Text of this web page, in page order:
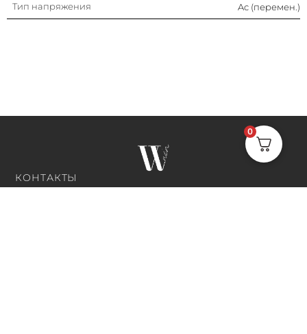
Тип напряжения Ac (перемен.)
КОНТАКТЫ
0